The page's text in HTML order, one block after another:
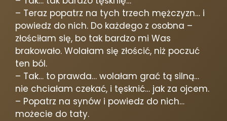
– Teraz popatrz na tych trzech mężczyzn… i
powiedz do nich. Do każdego z osobna –
złościłam się, bo tak bardzo mi Was
brakowało. Wolałam się złościć, niż poczuć
ten ból.
– Tak… to prawda… wolałam grać tą silną…
nie chciałam czekać, i tęsknić… jak za ojcem.
– Popatrz na synów i powiedz do nich…
możecie do taty.